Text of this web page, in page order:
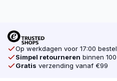
Bit. Koop daarom al u
bij schroevendump.nl
Op werkdagen voor 17:00
Simpel retourneren binnen
Gratis verzending vanaf €99